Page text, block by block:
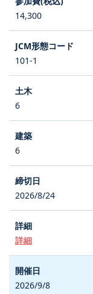
14,300
101-1
6
6
2026/8/24
詳細
2026/9/8